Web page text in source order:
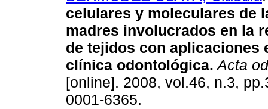
celulares y moleculares de
madres involucrados en la
de tejidos con aplicaciones
clínica odontológica. Acta
[online]. 2008, vol.46, n.3,
0001-6365.